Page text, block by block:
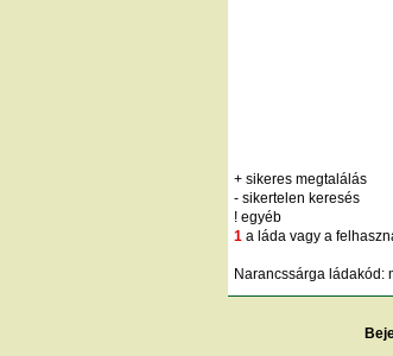
+ sikeres megtalálás
- sikertelen keresés
! egyéb
1 a láda vagy a
Narancssárga ládakód: